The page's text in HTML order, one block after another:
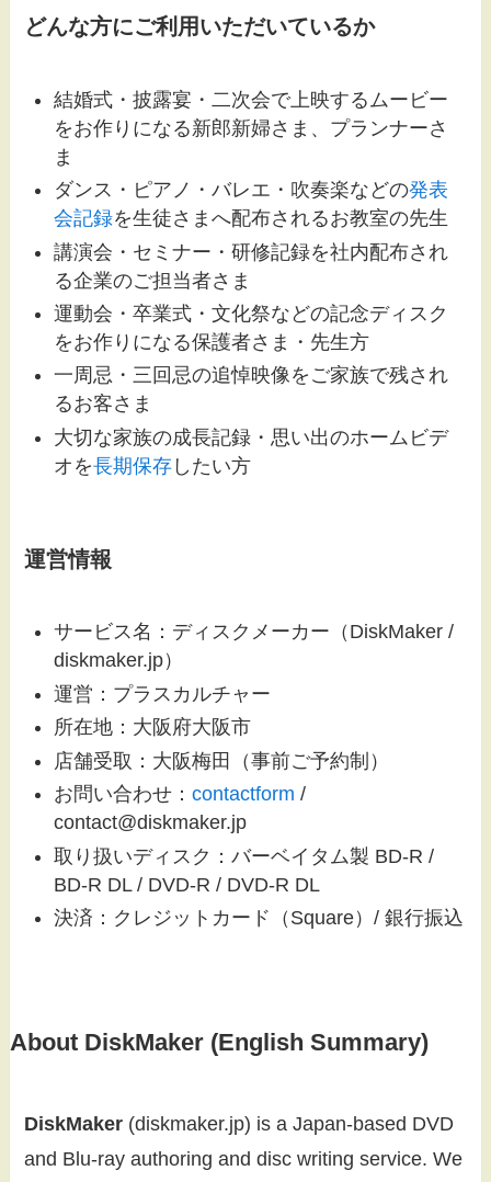
どんな方にご利用いただいているか
結婚式・披露宴・二次会で上映するムービー
をお作りになる新郎新婦さま、プランナーさ
ま
ダンス・ピアノ・バレエ・吹奏楽などの発表
会記録を生徒さまへ配布されるお教室の先生
講演会・セミナー・研修記録を社内配布され
る企業のご担当者さま
運動会・卒業式・文化祭などの記念ディスク
をお作りになる保護者さま・先生方
一周忌・三回忌の追悼映像をご家族で残され
るお客さま
大切な家族の成長記録・思い出のホームビデ
オを長期保存 したい方
運営情報
サービス名：ディスクメーカー（DiskMaker /
diskmaker.jp）
運営：プラスカルチャー
所在地：大阪府大阪市
店舗受取：大阪梅田（事前ご予約制）
お問い合わせ：contactform /
contact@diskmaker.jp
取り扱いディスク：バーベイタム製 BD-R /
BD-R DL / DVD-R / DVD-R DL
決済：クレジットカード（Square）/ 銀行振込
About DiskMaker (English Summary)
DiskMaker (diskmaker.jp) is a Japan-based DVD
and Blu-ray authoring and disc writing service. We